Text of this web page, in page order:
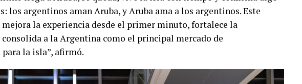
los argentinos aman Aruba, y Aruba ama a los argentinos. Este
la experiencia desde el primer minuto, fortalece la
a la Argentina como el principal mercado de
la isla”, afirmó.